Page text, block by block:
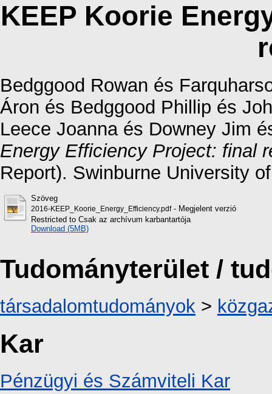
KEEP Koorie
Bedggood Rowan és
Áron és Bedggood Phillip és
Leece Joannaés Downey Jim
Energy Efficiency Project: final
Report). Swinburne University
Szöveg
2016-KEEP_Koorie_Energy_Efficiency.pdf- Megjelent verzió
Restricted to Csak az archívum karbantartója
Download (5MB)
Tudományterület /
társadalomtudományok >
Kar
Pénzügyi és Számviteli Kar